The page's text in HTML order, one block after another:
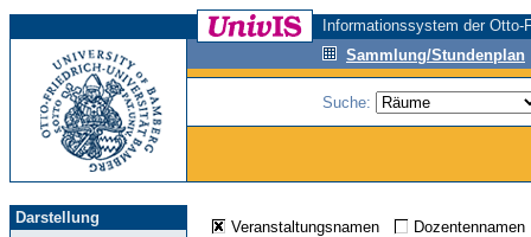
Informationssystem der
Sammlung/Stundenplan
Suche:
Darstellung
Veranstaltungsnamen